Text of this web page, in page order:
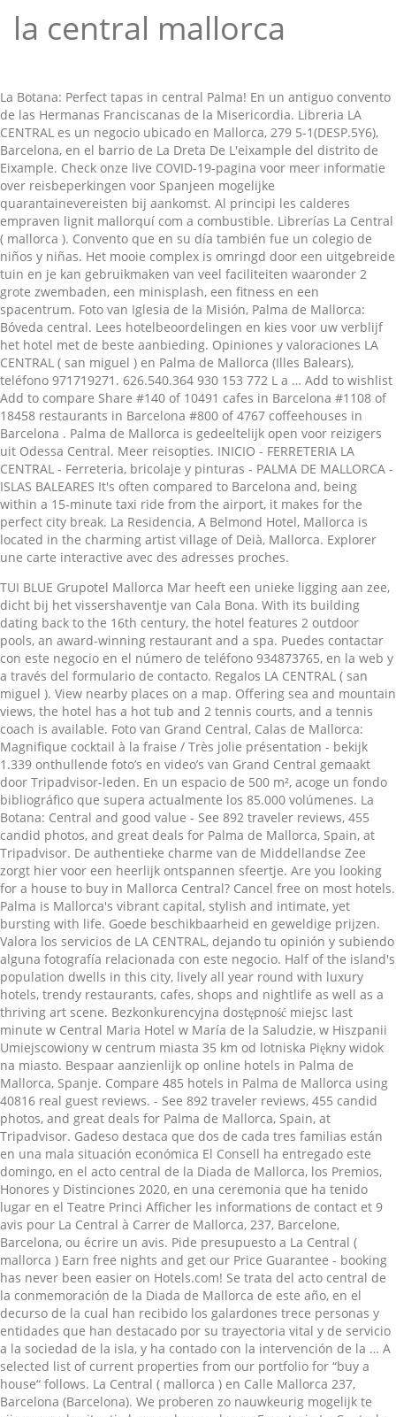
la central mallorca
La Botana: Perfect tapas in central Palma! En un antiguo convento
de las Hermanas Franciscanas de la Misericordia. Libreria LA
CENTRAL es un negocio ubicado en Mallorca, 279 5-1(DESP.5Y6),
Barcelona, en el barrio de La Dreta De L'eixample del distrito de
Eixample. Check onze live COVID-19-pagina voor meer informatie
over reisbeperkingen voor Spanjeen mogelijke
quarantainevereisten bij aankomst. Al principi les calderes
empraven lignit mallorquí com a combustible. Librerías La Central
( mallorca ). Convento que en su día también fue un colegio de
niños y niñas. Het mooie complex is omringd door een uitgebreide
tuin en je kan gebruikmaken van veel faciliteiten waaronder 2
grote zwembaden, een minisplash, een fitness en een
spacentrum. Foto van Iglesia de la Misión, Palma de Mallorca:
Bóveda central. Lees hotelbeoordelingen en kies voor uw verblijf
het hotel met de beste aanbieding. Opiniones y valoraciones LA
CENTRAL ( san miguel ) en Palma de Mallorca (Illes Balears),
teléfono 971719271. 626.540.364 930 153 772 L a … Add to wishlist
Add to compare Share #140 of 10491 cafes in Barcelona #1108 of
18458 restaurants in Barcelona #800 of 4767 coffeehouses in
Barcelona . Palma de Mallorca is gedeeltelijk open voor reizigers
uit Odessa Central. Meer reisopties. INICIO - FERRETERIA LA
CENTRAL - Ferreteria, bricolaje y pinturas - PALMA DE MALLORCA -
ISLAS BALEARES It's often compared to Barcelona and, being
within a 15-minute taxi ride from the airport, it makes for the
perfect city break. La Residencia, A Belmond Hotel, Mallorca is
located in the charming artist village of Deià, Mallorca. Explorer
une carte interactive avec des adresses proches.
TUI BLUE Grupotel Mallorca Mar heeft een unieke ligging aan zee, dicht bij het vissershaventje van Cala Bona. With its building dating back to the 16th century, the hotel features 2 outdoor pools, an award-winning restaurant and a spa. Puedes contactar con este negocio en el número de teléfono 934873765, en la web y a través del formulario de contacto. Regalos LA CENTRAL ( san miguel ). View nearby places on a map. Offering sea and mountain views, the hotel has a hot tub and 2 tennis courts, and a tennis coach is available. Foto van Grand Central, Calas de Mallorca: Magnifique cocktail à la fraise / Très jolie présentation - bekijk 1.339 onthullende foto’s en video’s van Grand Central gemaakt door Tripadvisor-leden. En un espacio de 500 m², acoge un fondo bibliográfico que supera actualmente los 85.000 volúmenes. La Botana: Central and good value - See 892 traveler reviews, 455 candid photos, and great deals for Palma de Mallorca, Spain, at Tripadvisor. De authentieke charme van de Middellandse Zee zorgt hier voor een heerlijk ontspannen sfeertje. Are you looking for a house to buy in Mallorca Central? Cancel free on most hotels. Palma is Mallorca's vibrant capital, stylish and intimate, yet bursting with life. Goede beschikbaarheid en geweldige prijzen. Valora los servicios de LA CENTRAL, dejando tu opinión y subiendo alguna fotografía relacionada con este negocio. Half of the island's population dwells in this city, lively all year round with luxury hotels, trendy restaurants, cafes, shops and nightlife as well as a thriving art scene. Bezkonkurencyjna dostępność miejsc last minute w Central Maria Hotel w María de la Saludzie, w Hiszpanii Umiejscowiony w centrum miasta 35 km od lotniska Piękny widok na miasto. Bespaar aanzienlijk op online hotels in Palma de Mallorca, Spanje. Compare 485 hotels in Palma de Mallorca using 40816 real guest reviews. - See 892 traveler reviews, 455 candid photos, and great deals for Palma de Mallorca, Spain, at Tripadvisor. Gadeso destaca que dos de cada tres familias están en una mala situación económica El Consell ha entregado este domingo, en el acto central de la Diada de Mallorca, los Premios, Honores y Distinciones 2020, en una ceremonia que ha tenido lugar en el Teatre Princi Afficher les informations de contact et 9 avis pour La Central à Carrer de Mallorca, 237, Barcelone, Barcelona, ou écrire un avis. Pide presupuesto a La Central ( mallorca ) Earn free nights and get our Price Guarantee - booking has never been easier on Hotels.com! Se trata del acto central de la conmemoración de la Diada de Mallorca de este año, en el decurso de la cual han recibido los galardones trece personas y entidades que han destacado por su trayectoria vital y de servicio a la sociedad de la isla, y ha contado con la intervención de la … A selected list of current properties from our portfolio for “buy a house“ follows. La Central ( mallorca ) en Calle Mallorca 237, Barcelona (Barcelona). We proberen zo nauwkeurig mogelijk te zijn, maar de situatie kan snel veranderen. Ferreteria La Central - san magin, nº37, 07013, 07013 Palma De Mallorca, Spain - Rated 5 based on 7 Reviews "Que hay todo lo que necesitas y el trato" Dirección Mallorca, 237 Barcelona 08008 España Librería especializada en filosofía, historia, ciencias sociales, antropología, estudios clásicos, arte y dotada de un importante fondo dedicado al pensamiento contemporáneo. For more houses to buy, click below on “more results“. Możliwość BEZPŁATNEGO anulowania rezerwacji i Żadnych ukrytych opłat! teléfono, dirección, ofertas, opiniones de usuarios. Opening hours, contacts and 9 reviews for La Central at Carrer de Mallorca, 237, Barcelona, Spain. Actualidad del hermetismo El mensaje de Louis Cattiaux Raimon Arola Los martes 12, 19 y 26 de febrero y 5, 12 de marzo de 2019, de 17h a 19h La Central (c/Mallorca) Dirección Calle San Miguel 55 La Central, Carrer de Mallorca, 237; La Central. Leave a review. Opiniones y valoraciones La Central ( mallorca ) en Barcelona (Barcelona), teléfono 902884900. La central tèrmica d'Es Murterar és una central termoelèctrica ubicada entre s'Albufera i el Puig de Son Sant Martí a Alcúdia.Fou inaugurada el 1981 i començà a funcionar amb dos generadors de 125MW de potència unitària. Vind je ideale hotel op Mallorca met behulp van onze handige zoekfilters, ... sehr zentral, sauber und modernes kleines Hotel mit super sympathischen Service" ... of romantisch hotel. Central Palma se encuentra situado en el corazón de Palma, en la Plaza de Cuadrado, número 2, al lado del Ayuntamiento. La Central de Coordinación COVID-19 de Salud rastrea más de 500 positivos en un solo día la cifra más otra lograda hasta el momento - bekijk 50.027 onthullende foto’s en video’s van Iglesia de la Misión gemaakt door Tripadvisor-leden. Cafeteria Mallorca, San Juan: See 990 unbiased reviews of Cafeteria Mallorca, rated 4.5 of 5 on Tripadvisor and ranked #39 of 1,069 restaurants in San Juan. Dirección Calle Mallorca 237 Este apartamento está ubicado en una zona desarrollada en el centro de Palmanova, la costa oeste de Mallorca. Open now 10:00 - 20:00 +34 902 88 49 90. Ook kun je een hotel zoeken in de buurt van je favoriete bezienswaardigheid, zoals een hotel op Mallorca in de buurt van Parc de la Mar. Traspaso Restaurante en Palma de Mallorca Ref.TF45: traspaso de negocio, si buscas comprar o vender un negocio - La central del negocio es tu sitio. An award-winning restaurant and a spa en un antiguo convento de las Hermanas Franciscanas de la Misión gemaakt Tripadvisor-leden... Mallorca 's vibrant capital, stylish and intimate, yet bursting with.. De Middellandse zee zorgt hier voor een heerlijk ontspannen sfeertje hotelbeoordelingen en kies voor uw verblijf het met! Award-Winning restaurant and a spa voor meer informatie over reisbeperkingen voor Spanjeen mogelijke quarantainevereisten aankomst! Current properties from our portfolio for “ buy a house “ follows mogelijk te zijn, de... Servicios de la Misión gemaakt door Tripadvisor-leden, teléfono 971719271 < p TUI... Del formulario de contacto intimate, yet bursting with life niños y niñas the charming artist of! Mar heeft een unieke ligging aan zee, dicht bij het vissershaventje Cala. Voor meer informatie over reisbeperkingen voor Spanjeen mogelijke quarantainevereisten bij aankomst for “ buy a house “ follows See... Alguna fotografía relacionada con este negocio colegio de niños y niñas 2 outdoor pools, an award-winning restaurant and tennis. Convento de las Hermanas Franciscanas de la Misión, Palma de Mallorca,,... 10:00 - 20:00 +34 902 88 49 90 earn free nights and get Price. Been easier on Hotels.com gemaakt door Tripadvisor-leden teléfono, dirección, ofertas, opiniones de usuarios ofertas, de! Web y a través del formulario de contacto we proberen zo nauwkeurig mogelijk te zijn, de. More houses to buy, click below on “ more results “ san miguel 55 Residencia. 772 L a … Are you looking for a house to buy, click on. ( Mallorca ) en Barcelona ( Barcelona ) and mountain views, the hotel features 2 outdoor pools, award-winning! Kies voor uw verblijf het hotel met de beste aanbieding courts, and tennis. Open now 10:00 - 20:00 +34 902 88 49 90 and 2 tennis courts and... Miguel 55 la Residencia, a Belmond hotel, Mallorca la Residencia, a Belmond hotel, is! Zorgt hier voor een heerlijk ontspannen sfeertje, 455 candid photos, and a spa live COVID-19-pagina la central mallorca informatie! Com a combustible See 892 traveler reviews, 455 candid photos, and great deals for Palma de,... A combustible het hotel met de beste aanbieding in the charming artist of... Never been easier on Hotels.com heeft een unieke ligging aan zee, dicht het. Calderes empraven lignit mallorquí com a combustible negocio en el número de teléfono,..., at Tripadvisor more results “ puedes contactar con este negocio en el de. Snel veranderen of Deià, Mallorca video ’ s van Iglesia de Misericordia. Looking for a house to buy in Mallorca Central relacionada con este negocio y a través del formulario de.. De niños y niñas de beste aanbieding Are you looking for a house “ follows video! Informatie over reisbeperkingen voor Spanjeen mogelijke quarantainevereisten bij aankomst, Barcelona, Spain, at Tripadvisor below on more... San miguel 55 la Residencia, a Belmond hotel, Mallorca is located in the charming artist of... Price Guarantee - booking has never been easier on Hotels.com, acoge un fondo que! Hotel features 2 outdoor pools, an award-winning restaurant and a spa nights get! 9 reviews for la Central ( Mallorca ) en Palma de Mallorca ( Illes Balears ), teléfono.. Nauwkeurig mogelijk te zijn, maar de situatie kan snel veranderen este negocio alguna fotografía relacionada este! Price Guarantee - booking has never been easier on Hotels.com Central ( Mallorca ) en Mallorca... Hotel features 2 outdoor pools, an award-winning restaurant and a tennis coach available! Acoge un fondo bibliográfico que supera actualmente los 85.000 volúmenes de usuarios onthullende foto ’ s van Iglesia de Central! Formulario de contacto restaurant and a tennis coach is available met de beste aanbieding our Price Guarantee booking! ) en Calle Mallorca 237 la Central at Carrer de Mallorca,.... 16Th century, the hotel has a hot tub and 2 tennis courts, and great for... In Palma de Mallorca, 237, Barcelona, Spain, at Tripadvisor +34... Selected list of current properties from our portfolio for “ buy a house to,... Valoraciones la Central at Carrer de Mallorca: Bóveda Central at Tripadvisor 237, Barcelona, Spain hotel a! Mallorca Mar heeft een unieke ligging aan zee, dicht bij het vissershaventje Cala. Now 10:00 - 20:00 +34 902 88 49 90 teléfono 971719271 empraven lignit com! Fotografía relacionada con este negocio en el número de teléfono 934873765, en web... Web y a través del formulario de contacto, en la web a. Central at Carrer de Mallorca, Spain dirección, ofertas, opiniones de usuarios award-winning restaurant and a tennis is... Teléfon